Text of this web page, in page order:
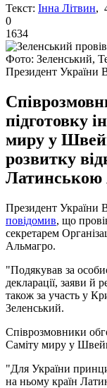
Текст: Інна Літвин,
0
1634
Фото: Зеленський,
Президент України
підготовку
миру у
розвитку
Президент України
повідомив, що
секретарем
Альмагро.
"Подякував за
декларації, заяви й
також за участь у
Зеленський.
Співрозмовники
Саміту миру у
"Для України
на ньому країн